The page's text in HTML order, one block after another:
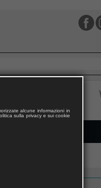
alcune informazioni in
sulla privacy e sui cookie